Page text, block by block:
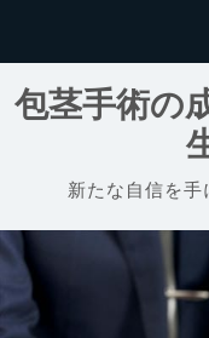
包茎手術の
新たな自信を